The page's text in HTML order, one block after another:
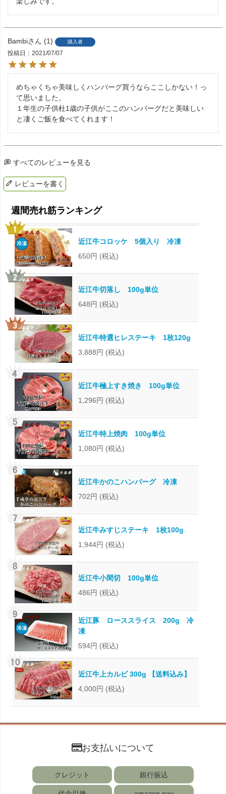
Bambi 1 購入者
投稿日 2021/07/07
めちゃくちゃ美味しくハンバーグ買うならここしかない！っ
て思いました。
１年生の子供杜1歳の子供がここのハンバーグだと美味しい
と凄くご飯を食べてくれます！
すべてのレビューを見る
レビューを書く
近江牛コロッケ 5個入り 冷凍
650円 (税込)
近江牛切落し 100g単位
648円 (税込)
近江牛特選ヒレステーキ 1枚120g
3,888円 (税込)
近江牛極上すき焼き 100g単位
1,296円 (税込)
近江牛特上焼肉 100g単位
1,080円 (税込)
近江牛かのこハンバーグ 冷凍
702円 (税込)
近江牛みすじステーキ 1枚100g
1,944円 (税込)
近江牛小間切 100g単位
486円 (税込)
近江豚 ローススライス 200g 冷
凍
594円 (税込)
近江牛上カルビ 300g 【送料込み】
4,000円 (税込)
お支払いについて
クレジット 銀行振込